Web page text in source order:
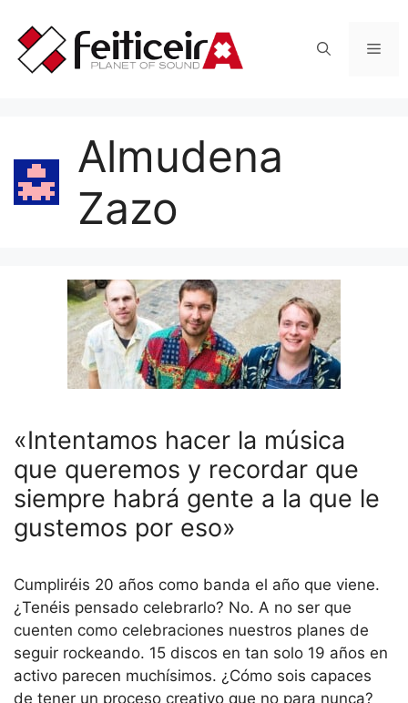
contenido
Almudena
Zazo
«Intentamos hacer la música
que queremos y recordar que
siempre habrá gente a la que le
gustemos por eso»
Cumpliréis 20 años como banda el año que viene.
¿Tenéis pensado celebrarlo? No. A no ser que
cuenten como celebraciones nuestros planes de
seguir rockeando. 15 discos en tan solo 19 años en
activo parecen muchísimos. ¿Cómo sois capaces
de tener un proceso creativo que no para nunca?